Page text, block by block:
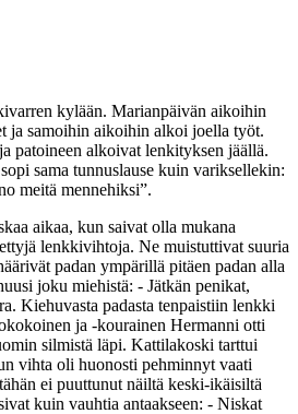
kylään. Marianpäivän aikoihin
ja samoihin aikoihin alkoi joella työt.
patoineen alkoivat lenkityksen jäällä.
sama tunnuslause kuin variksellekin:
meitä mennehiksi”.
aikaa, kun saivat olla mukana
lenkkivihtoja. Ne muistuttivat suuria
padan ympärillä pitäen padan alla
joku miehistä: - Jätkän penikat,
Kiehuvasta padasta tenpaistiin lenkki
ja -kourainen Hermanni otti
silmistä läpi. Kattilakoski tarttui
vihta oli huonosti pehminnyt vaati
ei puuttunut näiltä keski-ikäisiltä
kuin vauhtia antaakseen: - Niskat